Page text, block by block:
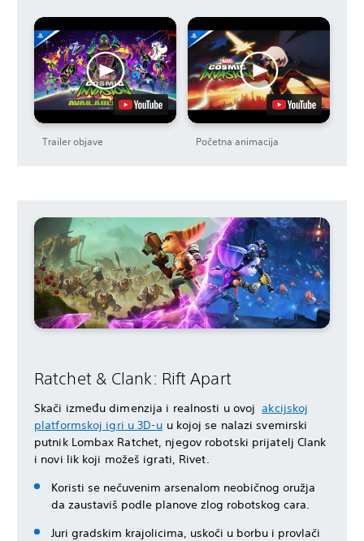
Trailer objave Početna animacija
Ratchet & Clank: Rift Apart
Skači između dimenzija i realnosti u ovojakcijskoj
platformskoj igri u 3D-u u kojoj se nalazi svemirski
putnik Lombax Ratchet, njegov robotski prijatelj Clank
i novi lik koji možeš igrati, Rivet.
Koristi se nečuvenim arsenalom neobičnog oružja
da zaustaviš podle planove zlog robotskog cara.
Juri gradskim krajolicima, uskoči u borbu i provlači